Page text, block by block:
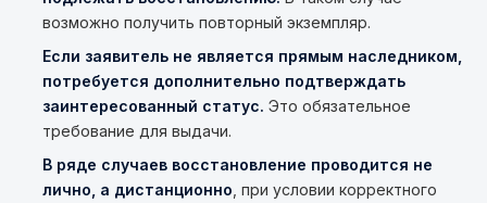
возможно получить повторный экземпляр.
Если заявитель не является прямым наследником,
потребуется дополнительно подтверждать
заинтересованный статус. Это обязательное
требование для выдачи.
В ряде случаев восстановление проводится не
лично, а дистанционно , при условии корректного